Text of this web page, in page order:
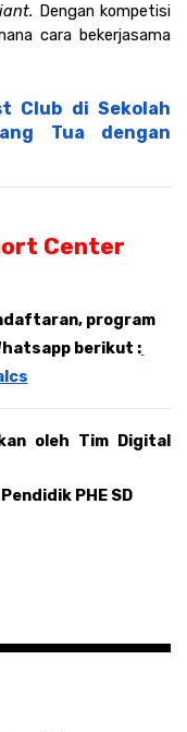
Dengan kompetisi
cara bekerjasama
Club di Sekolah
Tua dengan
Center
program
berikut :
oleh Tim Digital
PHE SD